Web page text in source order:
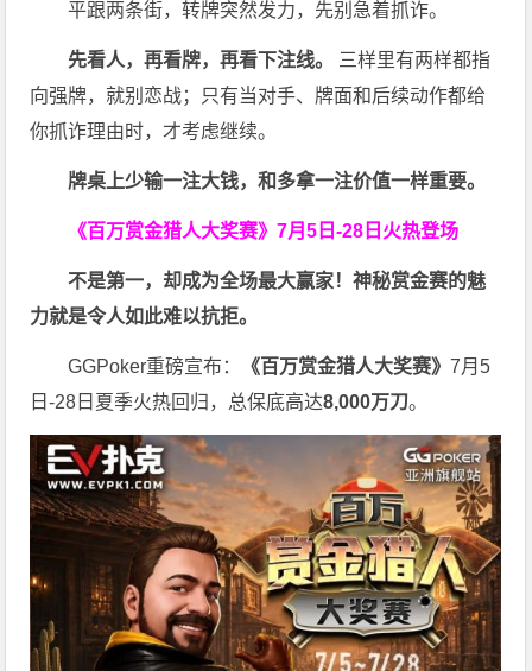
平跟两条街，转牌突然发力，先别急着抓诈。
先看人，再看牌，再看下注线。
三样里有两样都指
向强牌，就别恋战；只有当对手、牌面和后续动作都给
你抓诈理由时，才考虑继续。
牌桌上少输一注大钱，和多拿一注价值一样重要。
《百万赏金猎人大奖赛》7月5日-28日火热登场
不是第一，却成为全场最大赢家！神秘赏金赛的魅
力就是令人如此难以抗拒。
GGPoker重磅宣布： 《百万赏金猎人大奖赛》7月5
日-28日夏季火热回归，总保底高达8,000万刀。